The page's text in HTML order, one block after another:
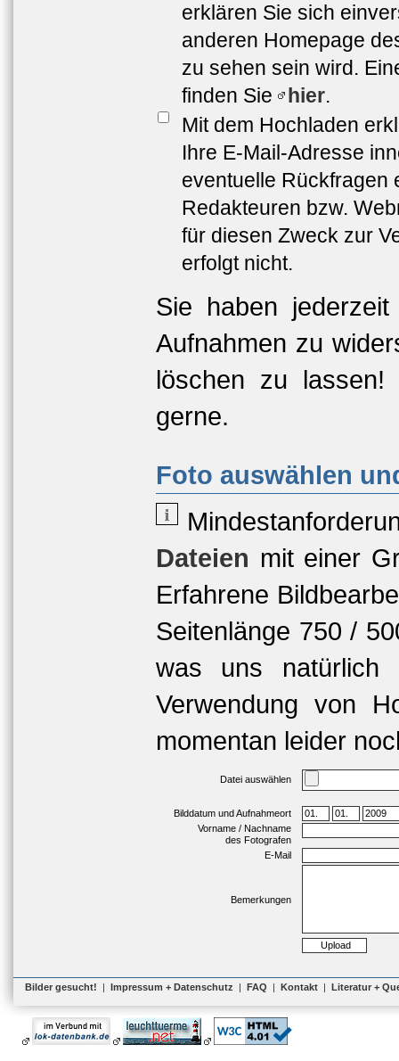
erklären Sie sich
anderen Homepage
zu sehen sein wird.
finden Sie
hier.
Mit dem Hochladen
Ihre E-Mail-Adresse
eventuelle Rückfragen
Redakteuren bzw.
für diesen Zweck zur
erfolgt nicht.
Sie haben
Aufnahmen zu
löschen zu lassen!
gerne.
Foto auswählen
Dateien mit einer
Erfahrene
Seitenlänge 750 /
was uns natürlich
Verwendung von
momentan leider
Datei auswählen
Bilddatum und Aufnahmeort
Vorname / Nachname
des Fotografen
E-Mail
Bemerkungen
Bilder gesucht! | Impressum + Datenschutz | FAQ | Kontakt | Literatur +